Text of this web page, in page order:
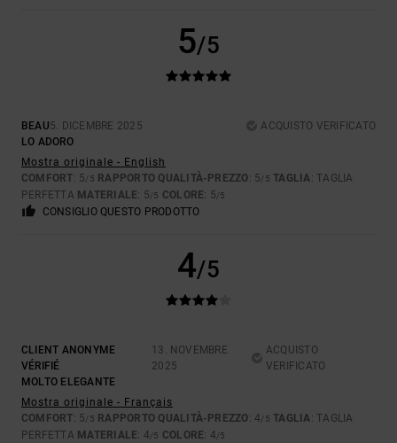
5/5
BEAU5. DICEMBRE 2025
ACQUISTO VERIFICATO
LO ADORO
Mostra originale - English
COMFORT: 5/5 RAPPORTO QUALITÀ-PREZZO: 5/5 TAGLIA: TAGLIA
PERFETTA MATERIALE: 5/5 COLORE: 5/5
CONSIGLIO QUESTO PRODOTTO
4/5
CLIENT ANONYME
VÉRIFIÉ
13. NOVEMBRE
2025
ACQUISTO
VERIFICATO
MOLTO ELEGANTE
Mostra originale - Français
COMFORT: 5/5 RAPPORTO QUALITÀ-PREZZO: 4/5 TAGLIA: TAGLIA
PERFETTA MATERIALE: 4/5 COLORE: 4/5